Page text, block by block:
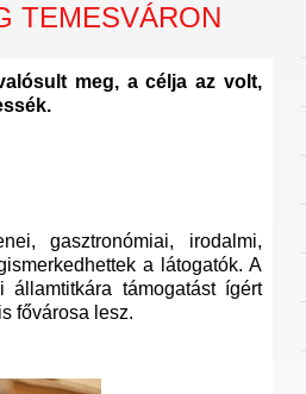
TEMESVÁRON
meg, a célja az volt,
gasztronómiai, irodalmi,
a látogatók. A
államtitkára támogatást ígért
fővárosa lesz.